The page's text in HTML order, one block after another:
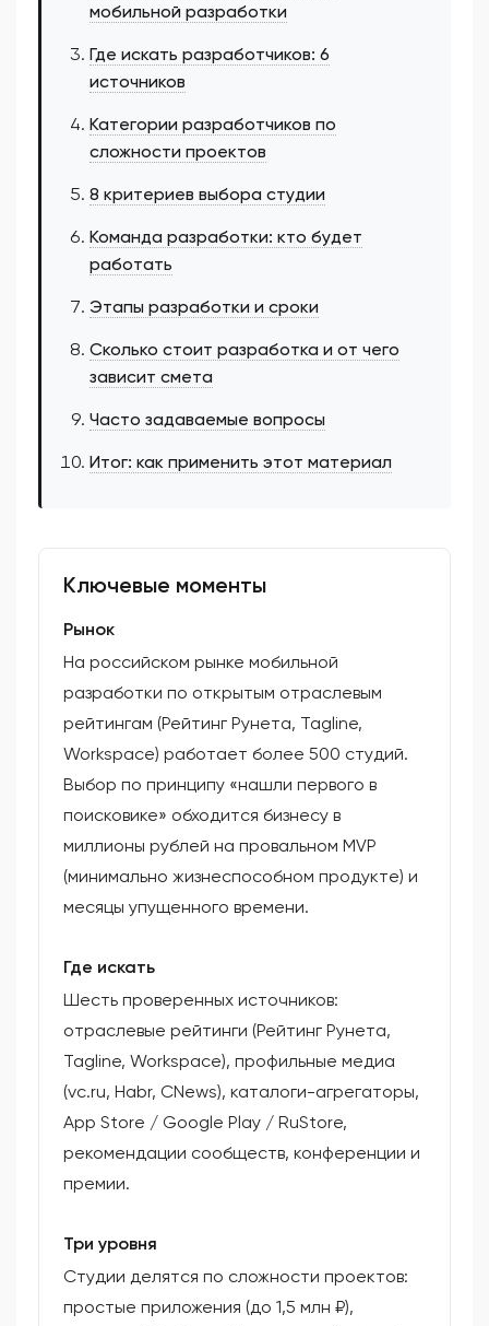
мобильной разработки
Где искать разработчиков: 6
источников
Категории разработчиков по
сложности проектов
8 критериев выбора студии
Команда разработки: кто будет
работать
Этапы разработки и сроки
Сколько стоит разработка и от чего
зависит смета
Часто задаваемые вопросы
Итог: как применить этот материал
Ключевые моменты
Рынок
На российском рынке мобильной
разработки по открытым отраслевым
рейтингам (Рейтинг Рунета, Tagline,
Workspace) работает более 500 студий.
Выбор по принципу «нашли первого в
поисковике» обходится бизнесу в
миллионы рублей на провальном MVP
(минимально жизнеспособном продукте) и
месяцы упущенного времени.
Где искать
Шесть проверенных источников:
отраслевые рейтинги (Рейтинг Рунета,
Tagline, Workspace), профильные медиа
(vc.ru, Habr, CNews), каталоги-агрегаторы,
App Store / Google Play / RuStore,
рекомендации сообществ, конференции и
премии.
Три уровня
Студии делятся по сложности проектов:
простые приложения (до 1,5 млн ₽),